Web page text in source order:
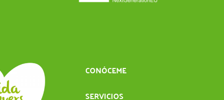
CONÓCEME
SERVICIOS